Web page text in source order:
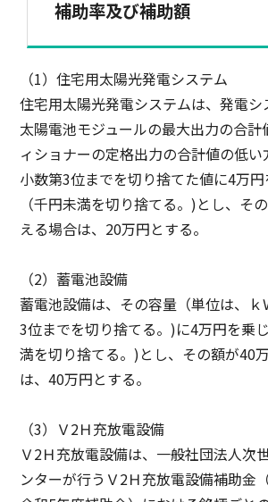
補助率及び補助額
（1）住宅用太陽光発電システム
住宅用太陽光発電システムは、発電シ
太陽電池モジュールの最大出力の合
ィショナーの定格出力の合計値の低
小数第3位までを切り捨てた値に4万
（千円未満を切り捨てる。)とし、そ
える場合は、20万円とする。
（2）蓄電池設備
蓄電池設備は、その容量（単位は、
3位までを切り捨てる。)に4万円を乗
満を切り捨てる。)とし、その額が40
は、40万円とする。
（3）Ｖ2Ｈ充放電設備
Ｖ2Ｈ充放電設備は、一般社団法人次
ンターが行うＶ2Ｈ充放電設備補助金